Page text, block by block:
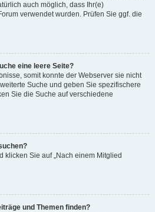
auch möglich, dass Ihr(e)
verwendet wurden. Prüfen Sie ggf. die
eine leere Seite?
somit konnte der Webserver sie nicht
Suche und geben Sie spezifischere
Sie die Suche auf verschiedene
klicken Sie auf „Nach einem Mitglied
und Themen finden?